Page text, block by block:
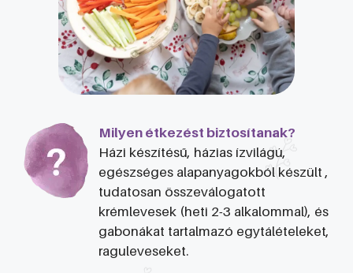
Milyen étkezést biztosítanak?
Házi készítésű, házias ízvilágú,
egészséges alapanyagokból készült ,
tudatosan összeválogatott
krémlevesek (heti 2-3 alkalommal), és
gabonákat tartalmazó egytálételeket,
raguleveseket.